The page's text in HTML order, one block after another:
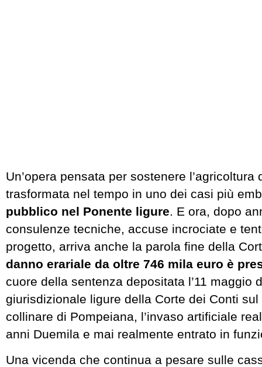
Un’opera pensata per sostenere l’agricoltura
trasformata nel tempo in uno dei casi più
pubblico nel Ponente ligure. E ora, dopo
consulenze tecniche, accuse incrociate e
progetto, arriva anche la parola fine della
danno erariale da oltre 746 mila euro è
cuore della sentenza depositata l’11 maggio
giurisdizionale ligure della Corte dei Conti
collinare di Pompeiana, l’invaso artificiale
anni Duemila e mai realmente entrato in
Una vicenda che continua a pesare sulle